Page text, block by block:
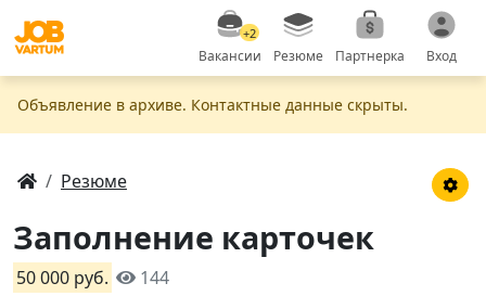
+2
Вакансии Резюме Партнерка Вход
Объявление в apxивe. Контактные данные скрыты.
Резюме
Заполнение карточек
50 000 руб. 144